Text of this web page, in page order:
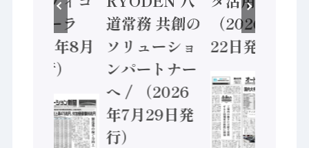
ントローラ
（2026年8月
5日発行）
道常務 共創の
ソリューショ
ンパートナー
へ / （2026
年7月29日発
行）
（2026年7月
22日発行）